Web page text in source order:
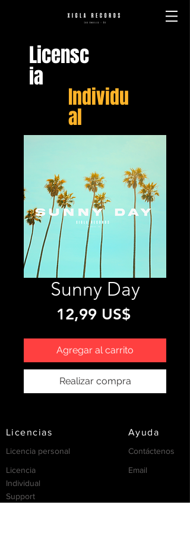
Licensc
ia
Individu
al
Sunny Day
12,99 US$Precio
Agregar al carrito
Realizar compra
Licencias Ayuda
Licencia personal
Licencia
Individual
Contáctenos
Email
Support